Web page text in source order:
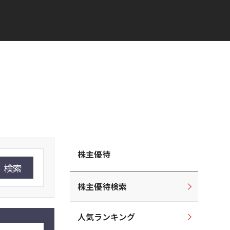
検索
株主優待
株主優待検索
人気ランキング